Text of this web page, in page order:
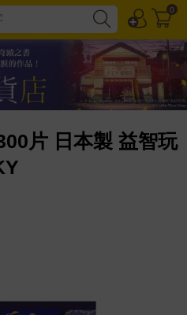
0
片 日本製 益智玩